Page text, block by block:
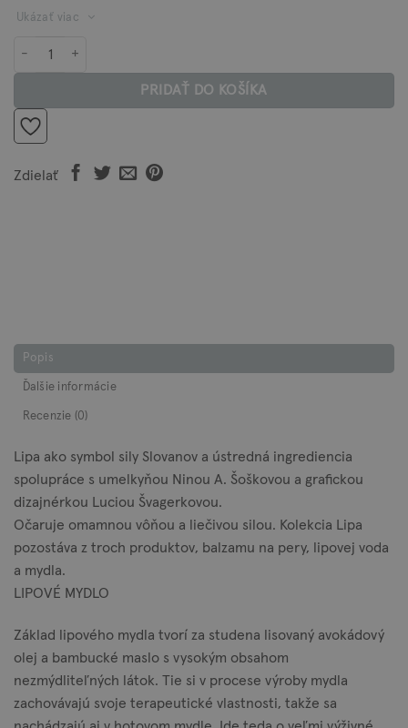
Ukázať viac
PRIDAŤ DO KOŠÍKA
Zdielať
Popis
Ďalšie informácie
Recenzie (0)
Lipa ako symbol sily Slovanov a ústredná ingrediencia
spolupráce s umelkyňou Ninou A. Šoškovou a grafickou
dizajnérkou Luciou Švagerkovou.
Očaruje omamnou vôňou a liečivou silou. Kolekcia Lipa
pozostáva z troch produktov, balzamu na pery, lipovej voda
a mydla.
LIPOVÉ MYDLO
Základ lipového mydla tvorí za studena lisovaný avokádový
olej a bambucké maslo s vysokým obsahom
nezmýdliteľných látok. Tie si v procese výroby mydla
zachovávajú svoje terapeutické vlastnosti, takže sa